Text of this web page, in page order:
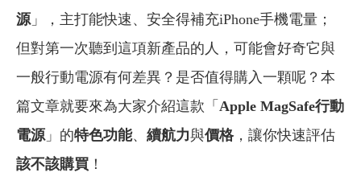
源」，主打能快速、安全得補充iPhone手機電量；
但對第一次聽到這項新產品的人，可能會好奇它與
一般行動電源有何差異？是否值得購入一顆呢？本
篇文章就要來為大家介紹這款「 Apple MagSafe行動
電源」的特色功能、 續航力與價格，讓你快速評估
該不該購買 ！